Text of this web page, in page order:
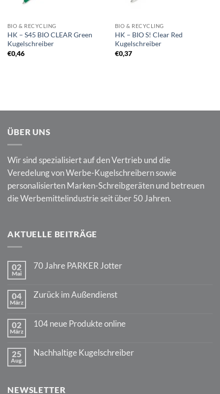
BIO & RECYCLING
HK – S45 BIO CLEAR Green
Kugelschreiber
€0,46
BIO & RECYCLING
HK – BIO S! Clear Red
Kugelschreiber
€0,37
ÜBER UNS
Wir sind spezialisiert auf den Vertrieb und die
Veredelung von Werbe-Kugelschreibern sowie
personalisierten Marken-Schreibgeräten und betreuen
die Werbemittelindustrie seit über 50 Jahren.
AKTUELLE BEITRÄGE
02
Mai
70 Jahre PARKER Jotter
70
04
März
Zurück im Außendienst
Zurück
02
März
104 neue Produkte online
104
25
Aug.
Nachhaltige Kugelschreiber
Kugelschreiber
NEWSLETTER